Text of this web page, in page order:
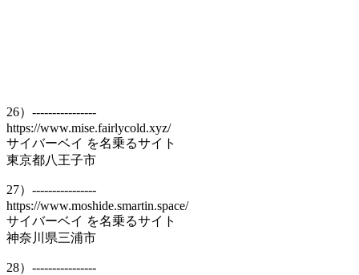
26）----------------
https://www.mise.fairlycold.xyz/
サイバーベイ を名乗るサイト
東京都八王子市
27）----------------
https://www.moshide.smartin.space/
サイバーベイ を名乗るサイト
神奈川県三浦市
28）----------------